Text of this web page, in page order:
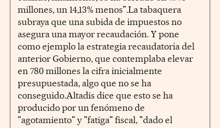
millones, un 14,13% menos".La tabaquera
subraya que una subida de impuestos no
asegura una mayor recaudación. Y pone
como ejemplo la estrategia recaudatoria del
anterior Gobierno, que contemplaba elevar
en 780 millones la cifra inicialmente
presupuestada, algo que no se ha
conseguido.Altadis dice que esto se ha
producido por un fenómeno de
"agotamiento" y "fatiga" fiscal, "dado el